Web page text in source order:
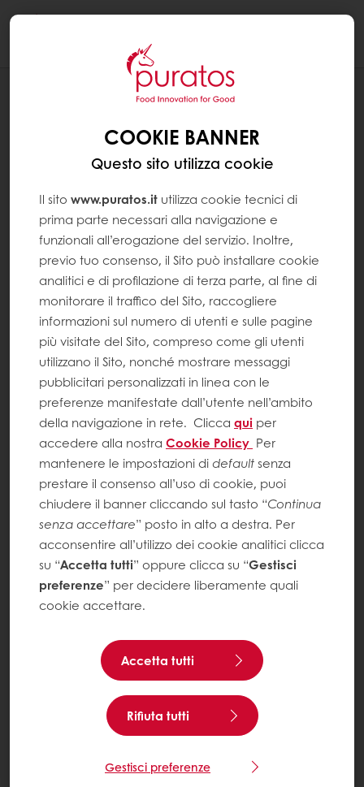
SEMI E LIEVITO MADRE
COOKIE BANNER
Questo sito utilizza cookie
Il sito www.puratos.it utilizza cookie tecnici di
prima parte necessari alla navigazione e
funzionali all’erogazione del servizio. Inoltre,
previo tuo consenso, il Sito può installare cookie
analitici e di profilazione di terza parte, al fine di
monitorare il traffico del Sito, raccogliere
informazioni sul numero di utenti e sulle pagine
più visitate del Sito, compreso come gli utenti
utilizzano il Sito, nonché mostrare messaggi
pubblicitari personalizzati in linea con le
preferenze manifestate dall’utente nell’ambito
della navigazione in rete. Clicca qui per
accedere alla nostra Cookie Policy Per
mantenere le impostazioni didefaultsenza
prestare il consenso all’uso di cookie, puoi
chiudere il banner cliccando sul tasto “Continua
senza accettare” posto in alto a destra. Per
acconsentire all’utilizzo dei cookie analitici clicca
su “Accetta tutti” oppure clicca su “Gestisci
preferenze” per decidere liberamente quali
cookie accettare.
Accetta tutti
Rifiuta tutti
Gestisci preferenze